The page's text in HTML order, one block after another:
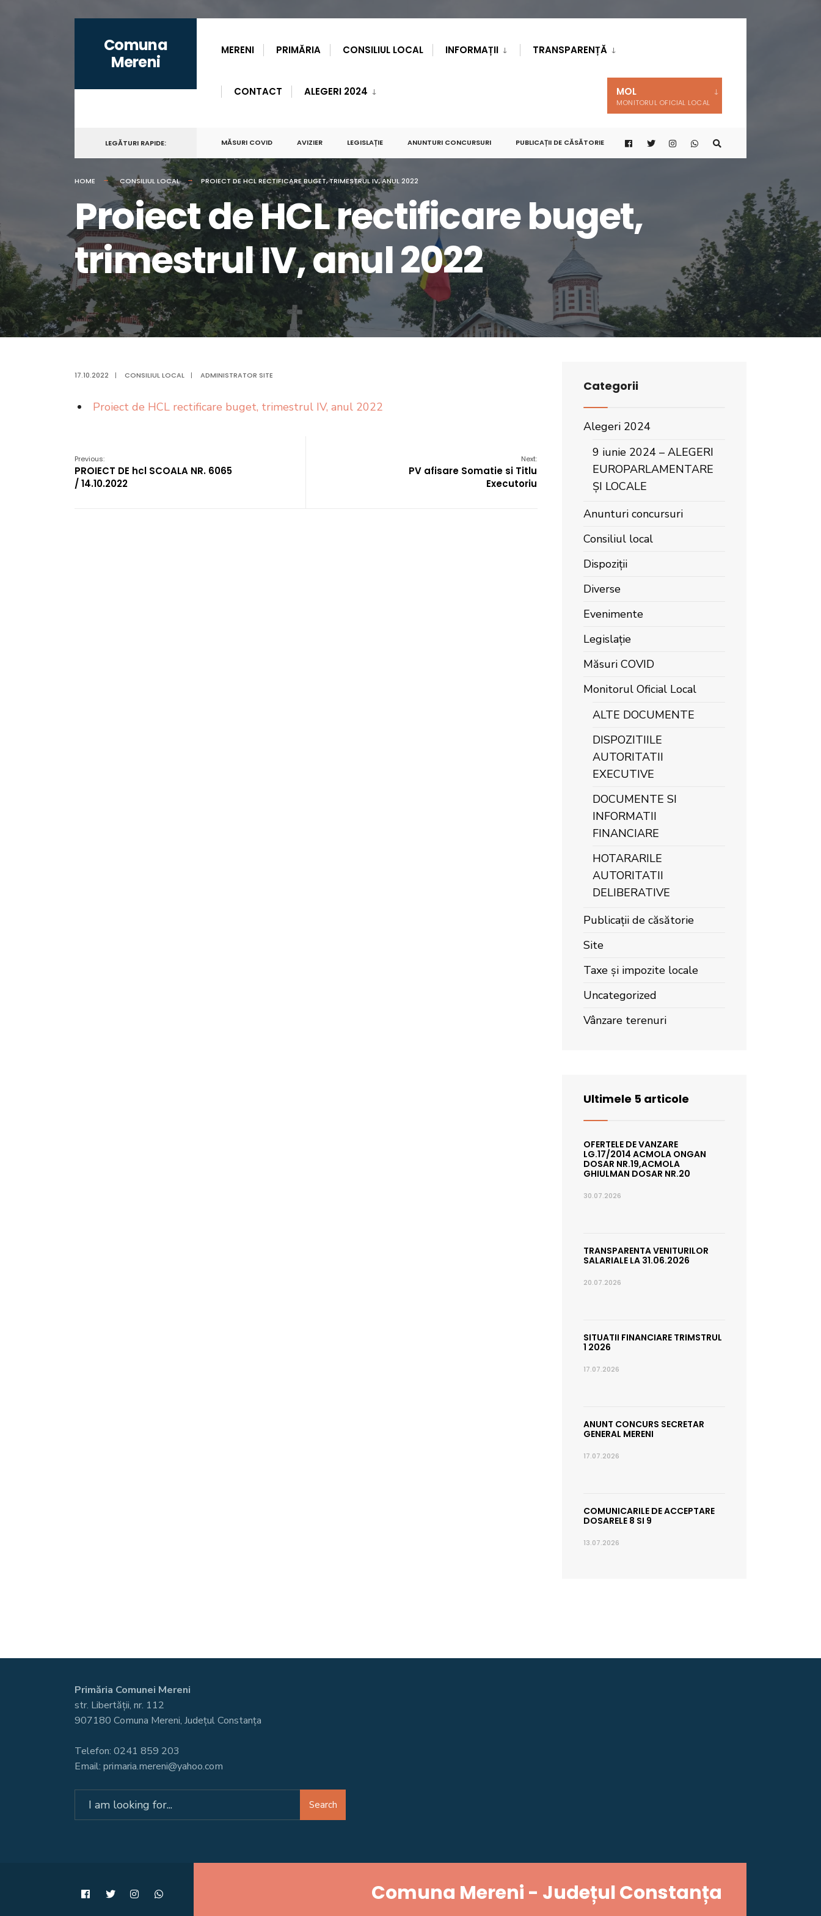
content
Comuna
Mereni
MERENI PRIMĂRIA CONSILIUL LOCAL INFORMAȚII TRANSPARENȚĂ
MOL
MONITORUL OFICIAL LOCAL
CONTACT ALEGERI 2024
LEGĂTURI RAPIDE: MĂSURI COVID AVIZIER LEGISLAȚIE ANUNTURI CONCURSURI PUBLICAȚII DE CĂSĂTORIE
HOME CONSILIUL LOCAL PROIECT DE HCL RECTIFICARE BUGET, TRIMESTRUL IV, ANUL 2022
Proiect de HCL rectificare buget,
trimestrul IV, anul 2022
17.10.2022 | CONSILIUL LOCAL | ADMINISTRATOR SITE
Proiect de HCL rectificare buget, trimestrul IV, anul 2022
Previous:
PROIECT DE hcl SCOALA NR. 6065
/ 14.10.2022
Next:
PV afisare Somatie si Titlu
Executoriu
Categorii
Alegeri 2024
9 iunie 2024 – ALEGERI
EUROPARLAMENTARE
ȘI LOCALE
Anunturi concursuri
Consiliul local
Dispoziții
Diverse
Evenimente
Legislație
Măsuri COVID
Monitorul Oficial Local
ALTE DOCUMENTE
DISPOZITIILE
AUTORITATII
EXECUTIVE
DOCUMENTE SI
INFORMATII
FINANCIARE
HOTARARILE
AUTORITATII
DELIBERATIVE
Publicații de căsătorie
Site
Taxe și impozite locale
Uncategorized
Vânzare terenuri
Ultimele 5 articole
OFERTELE DE VANZARE
LG.17/2014 ACMOLA ONGAN
DOSAR NR.19,ACMOLA
GHIULMAN DOSAR NR.20
30.07.2026
TRANSPARENTA VENITURILOR
SALARIALE LA 31.06.2026
20.07.2026
SITUATII FINANCIARE TRIMSTRUL
1 2026
17.07.2026
ANUNT CONCURS SECRETAR
GENERAL MERENI
17.07.2026
COMUNICARILE DE ACCEPTARE
DOSARELE 8 SI 9
13.07.2026
Primăria Comunei Mereni
str. Libertății, nr. 112
907180 Comuna Mereni, Județul Constanța
Telefon: 0241 859 203
Email: primaria.mereni@yahoo.com
Search
Comuna Mereni - Județul Constanța